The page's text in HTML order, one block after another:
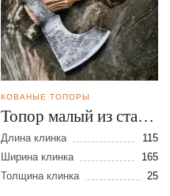
КОВАНЫЕ ТОПОРЫ
Топор малый из стали
9ХС
Длина клинка
115
Ширина клинка
165
Толщина клинка
25